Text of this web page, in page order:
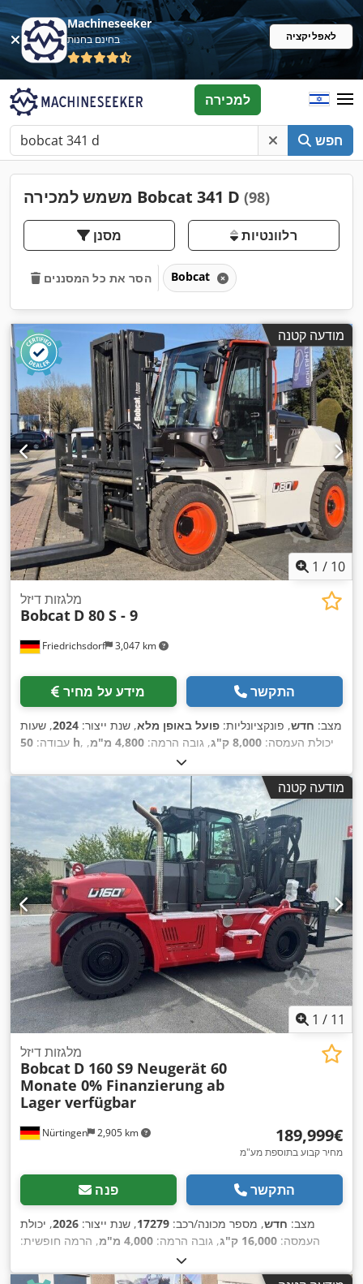
Machineseeker
בחינם בחנות לאפליקציה
חפש
למכירה
משמש למכירה Bobcat 341 D (98)
מסנן רלוונטיות
הסר את כל המסננים Bobcat
מודעה קטנה
1 / 10
Friedrichsdorf 3,047 km
מלגזות דיזל
Bobcat D 80 S - 9
מידע על מחיר התקשר
מצב: חדש, פונקציונליות: פועל באופן מלא, שנת ייצור: 2024, שעות
עבודה: 50 h , יכולת העמסה: 8,000 ק"ג , גובה הרמה: 4,800 מ"מ
,
, סוג דלק:
גובה בנייה:2,780 מ"מ , כוח:59 קילוואט (80.22 כ"ס)
, רוחב
מסגרת המזלג:2,240 מ"מ , אורך המזלג: 2,400 מ"מ
, משקל עצמי:
12,406 ק"ג, סוג הנעה:Diesel,
מודעה קטנה
1 / 11
Nürtingen 2,905 km
מלגזות דיזל
Bobcat D 160 S9 Neugerät 60
Monate 0% Finanzierung ab
Lager verfügbar
‏189,999 ‏€
מחיר קבוע בתוספת מע"מ
פנה התקשר
מצב: חדש, מספר מכונה/רכב: 17279, שנת ייצור: 2026, יכולת
העמסה: 16,000 ק"ג , גובה הרמה: 4,000 מ"מ
, הרמה חופשית:
, מרכז העומס:600 מ"מ
טריפלקס, גובה בנייה:3,030 מ"מ , אורך המזלג:2,400 מ"מ
, גודל